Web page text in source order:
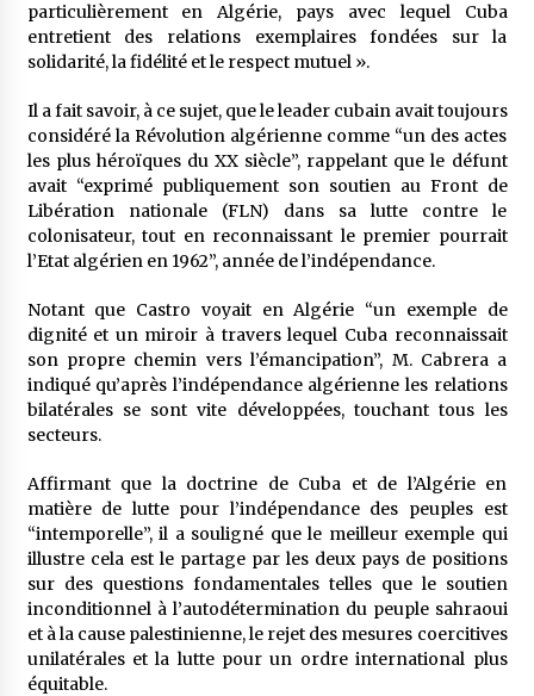
particulièrement en Algérie, pays avec lequel Cuba
entretient des relations exemplaires fondées sur la
solidarité, la fidélité et le respect mutuel ».
Il a fait savoir, à ce sujet, que le leader cubain avait toujours
considéré la Révolution algérienne comme “un des actes
les plus héroïques du XX siècle”, rappelant que le défunt
avait “exprimé publiquement son soutien au Front de
Libération nationale (FLN) dans sa lutte contre le
colonisateur, tout en reconnaissant le premier pourrait
l’Etat algérien en 1962”, année de l’indépendance.
Notant que Castro voyait en Algérie “un exemple de
dignité et un miroir à travers lequel Cuba reconnaissait
son propre chemin vers l’émancipation”, M. Cabrera a
indiqué qu’après l’indépendance algérienne les relations
bilatérales se sont vite développées, touchant tous les
secteurs.
Affirmant que la doctrine de Cuba et de l’Algérie en
matière de lutte pour l’indépendance des peuples est
“intemporelle”, il a souligné que le meilleur exemple qui
illustre cela est le partage par les deux pays de positions
sur des questions fondamentales telles que le soutien
inconditionnel à l’autodétermination du peuple sahraoui
et à la cause palestinienne, le rejet des mesures coercitives
unilatérales et la lutte pour un ordre international plus
équitable.